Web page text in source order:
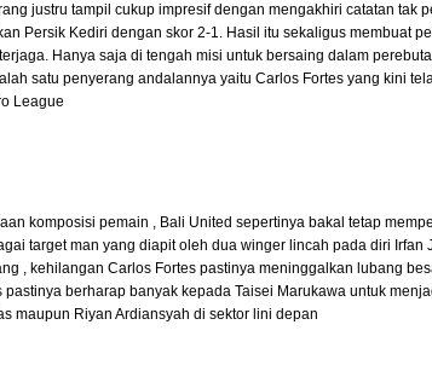
justru tampil cukup impresif dengan mengakhiri catatan tak
Persik Kediri dengan skor 2-1. Hasil itu sekaligus membuat
Hanya saja di tengah misi untuk bersaing dalam
satu penyerang andalannya yaitu Carlos Fortes yang kini
League
komposisi pemain , Bali United sepertinya bakal tetap
target man yang diapit oleh dua winger lincah pada diri Irfan
, kehilangan Carlos Fortes pastinya meninggalkan lubang
berharap banyak kepada Taisei Marukawa untuk
maupun Riyan Ardiansyah di sektor lini depan